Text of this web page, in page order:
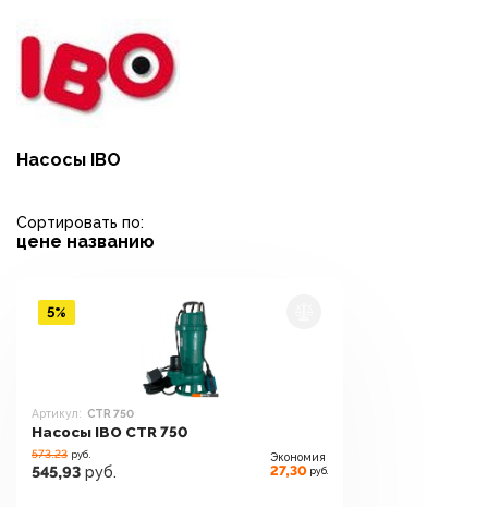
Насосы IBO
Сортировать по:
цене названию
Артикул: CTR 750
Насосы IBO CTR 750
573.23 руб.
545,93 руб.
Экономия
27,30 руб.
5%